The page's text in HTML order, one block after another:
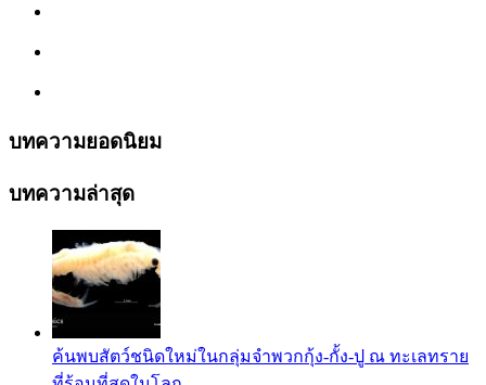
บทความยอดนิยม
บทความล่าสุด
ค้นพบสัตว์ชนิดใหม่ในกลุ่มจำพวกกุ้ง-กั้ง-ปู ณ ทะเลทราย